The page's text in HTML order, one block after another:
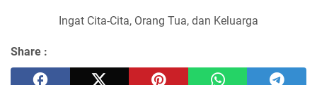
Ingat Cita-Cita, Orang Tua, dan Keluarga
Share :